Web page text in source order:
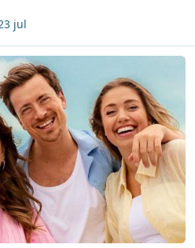
jul
en Bart Peeters naar VRT